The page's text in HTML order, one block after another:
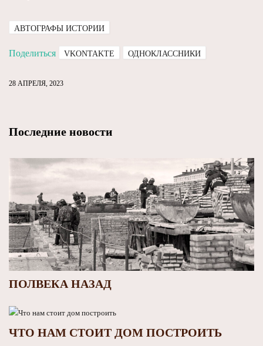
АВТОГРАФЫ ИСТОРИИ
Поделиться VKONTAKTE ОДНОКЛАССНИКИ
28 АПРЕЛЯ, 2023
Последние новости
ПОЛВЕКА НАЗАД
ЧТО НАМ СТОИТ ДОМ ПОСТРОИТЬ